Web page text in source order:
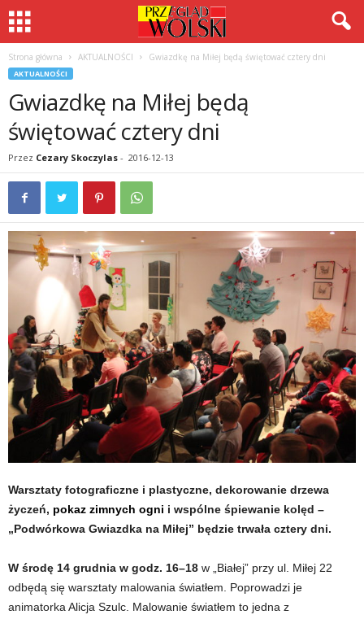
Strona główna AKTUALNOŚCI Gwiazdkę na Miłej będą świętować cztery dni
AKTUALNOŚCI
Gwiazdkę na Miłej będą
świętować cztery dni
Przez Cezary Skoczylas - 2016-12-13
Warsztaty fotograficzne i plastyczne, dekorowanie drzewa
życzeń, pokaz zimnych ogni i wspólne śpiewanie kolęd –
„Podwórkowa Gwiazdka na Miłej” będzie trwała cztery dni.
W środę 14 grudnia w godz. 16–18 w „Białej” przy ul. Miłej 22
odbędą się warsztaty malowania światłem. Poprowadzi je
animatorka Alicja Szulc. Malowanie światłem to jedna z